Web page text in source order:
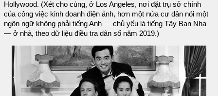
Hollywood. (Xét cho cùng, ở Los Angeles, nơi đặt trụ sở chính
của công việc kinh doanh điện ảnh, hơn một nửa cư dân nói một
ngôn ngữ không phải tiếng Anh — chủ yếu là tiếng Tây Ban Nha
— ở nhà, theo dữ liệu điều tra dân số năm 2019.)